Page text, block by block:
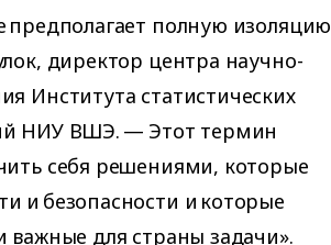
предполагает полную изоляцию
директор центра научно-
Института статистических
НИУ ВШЭ. — Этот термин
себя решениями, которые
и безопасности и которые
важные для страны задачи».